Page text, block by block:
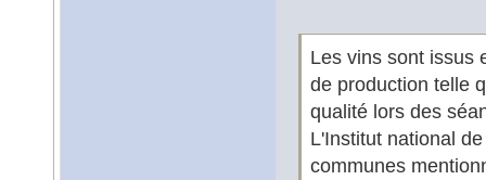
Les vins sont issus
de production telle
qualité lors des
L'Institut national
communes